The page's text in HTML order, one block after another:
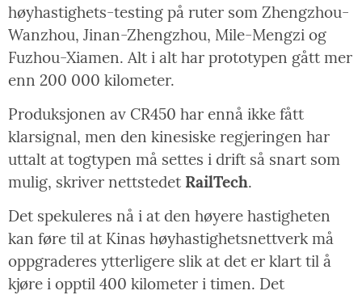
høyhastighets-testing på ruter som Zhengzhou-
Wanzhou, Jinan-Zhengzhou, Mile-Mengzi og
Fuzhou-Xiamen. Alt i alt har prototypen gått mer
enn 200 000 kilometer.
Produksjonen av CR450 har ennå ikke fått
klarsignal, men den kinesiske regjeringen har
uttalt at togtypen må settes i drift så snart som
mulig, skriver nettstedet RailTech.
Det spekuleres nå i at den høyere hastigheten
kan føre til at Kinas høyhastighetsnettverk må
oppgraderes ytterligere slik at det er klart til å
kjøre i opptil 400 kilometer i timen. Det